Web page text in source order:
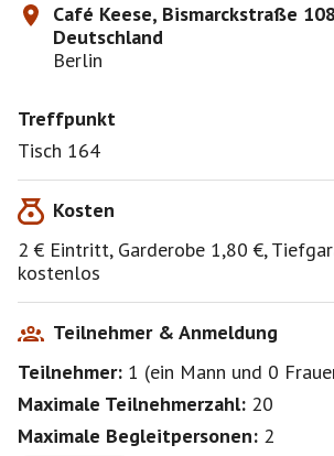
Café Keese, Bismarckstraße
Deutschland
Berlin
Treffpunkt
Tisch 164
Kosten
2 € Eintritt, Garderobe 1,80 €,
kostenlos
Teilnehmer & Anmeldung
Teilnehmer: 1 (ein Mann und 0
Maximale Teilnehmerzahl: 20
Maximale Begleitpersonen: 2